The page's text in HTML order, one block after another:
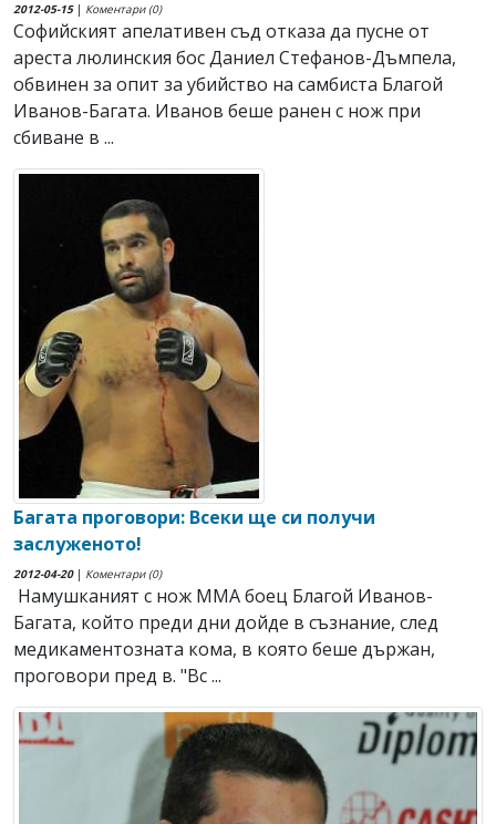
2012-05-15| Коментари (0)
Софийският апелативен съд отказа да пусне от
ареста люлинския бос Даниел Стефанов-Дъмпела,
обвинен за опит за убийство на самбиста Благой
Иванов-Багата. Иванов беше ранен с нож при
сбиване в ...
Багата проговори: Всеки ще си получи
заслуженото!
2012-04-20| Коментари (0)
Намушканият с нож ММА боец Благой Иванов-
Багата, който преди дни дойде в съзнание, след
медикаментозната кома, в която беше държан,
проговори пред в. "Вс ...